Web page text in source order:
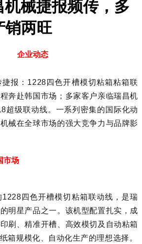
机械捷报频传，多
销两旺
企业动态
捷报：1228四色开槽模切粘箱粘箱联
奔赴韩国市场；多家客户亲临瑞昌机
超级联动线。一系列密集的国际化动
械在全球市场的强大竞争力与品牌影
市场
四色开槽模切粘箱联动线，是瑞
明星产品之一。该机型配置扎实，成
刷、精准开槽、高效模切及自动粘箱
箱规模化、自动化生产的理想选择。